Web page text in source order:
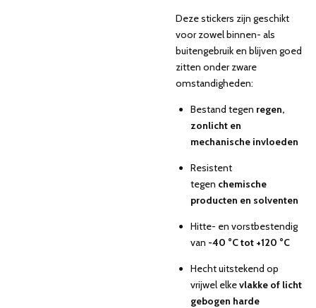
Deze stickers zijn geschikt
voor zowel binnen- als
buitengebruik en blijven goed
zitten onder zware
omstandigheden:
Bestand tegen regen,
zonlicht en
mechanische invloeden
Resistent
tegen chemische
producten en solventen
Hitte- en vorstbestendig
van -40 °C tot +120 °C
Hecht uitstekend op
vrijwel elkevlakke of licht
gebogen harde